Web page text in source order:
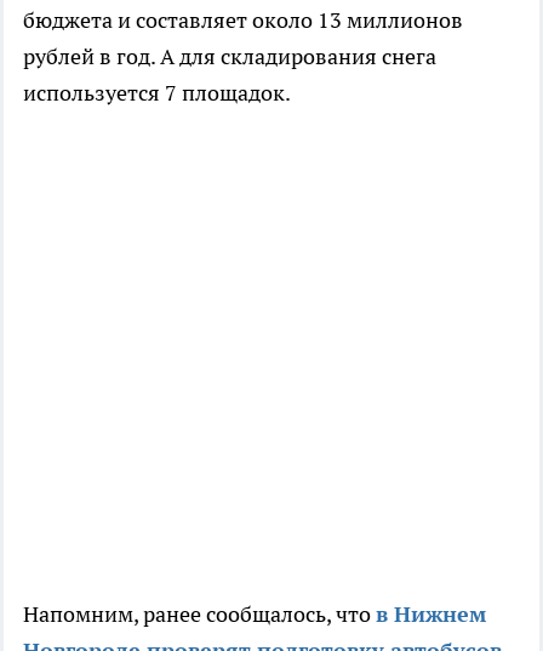
бюджета и составляет около 13 миллионов
рублей в год. А для складирования снега
используется 7 площадок.
Напомним, ранее сообщалось, чтов Нижнем